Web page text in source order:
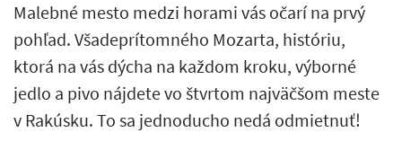
Malebné mesto medzi horami vás očarí na prvý
pohľad. Všadeprítomného Mozarta, históriu,
ktorá na vás dýcha na každom kroku, výborné
jedlo a pivo nájdete vo štvrtom najväčšom meste
v Rakúsku. To sa jednoducho nedá odmietnuť!